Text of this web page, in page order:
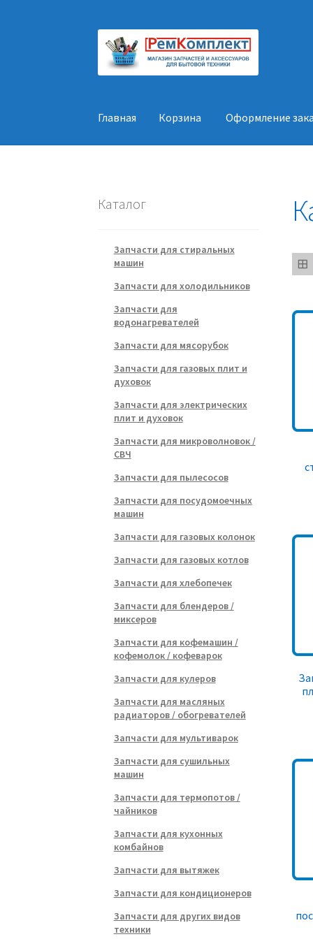
Перейти
навигации
Перейти
содержимому
Главная Корзина Оформление
Каталог
Запчасти для стиральных
машин
Запчасти для холодильников
Запчасти для
водонагревателей
Запчасти для мясорубок
Запчасти для газовых плит и
духовок
Запчасти для электрических
плит и духовок
Запчасти для микроволновок /
СВЧ
Запчасти для пылесосов
Запчасти для посудомоечных
машин
Запчасти для газовых колонок
Запчасти для газовых котлов
Запчасти для хлебопечек
Запчасти для блендеров /
миксеров
Запчасти для кофемашин /
кофемолок / кофеварок
Запчасти для кулеров
Запчасти для масляных
радиаторов / обогревателей
Запчасти для мультиварок
Запчасти для сушильных
машин
Запчасти для термопотов /
чайников
Запчасти для кухонных
комбайнов
Запчасти для вытяжек
Запчасти для кондиционеров
Запчасти для других видов
техники